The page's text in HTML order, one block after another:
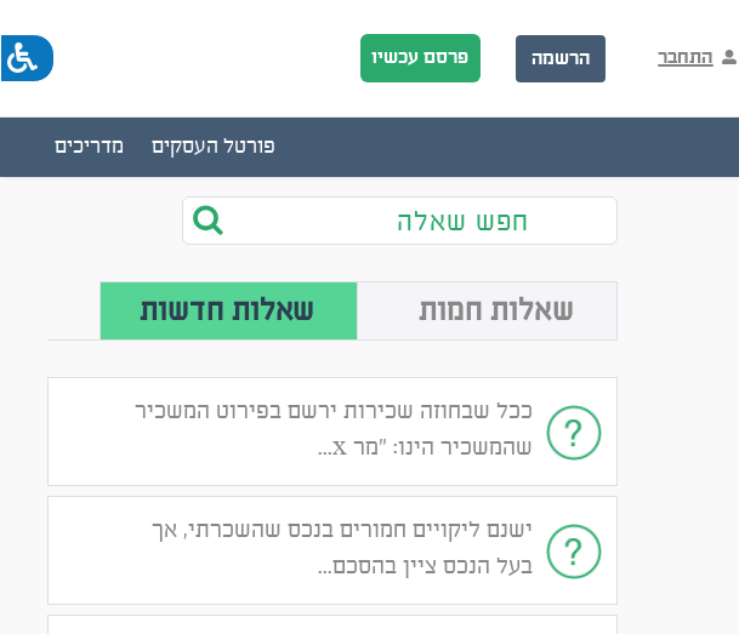
התחבר הרשמה פרסם עכשיו
מדריכים פורטל העסקים
חפש שאלה
שאלות חמות שאלות חדשות
ככל שבחוזה שכירות ירשם בפירוט המשכיר
שהמשכיר הינו: "מר x...
ישנם ליקויים חמורים בנכס שהשכרתי, אך
בעל הנכס ציין בהסכם...